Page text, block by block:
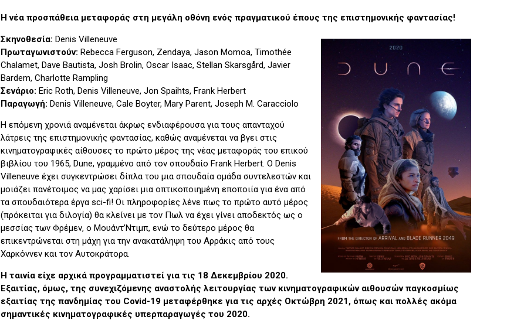
Η νέα προσπάθεια μεταφοράς στη μεγάλη οθόνη ενός πραγματικού έπους της επιστημονικής φαντασίας!
Σκηνοθεσία: Denis Villeneuve
Πρωταγωνιστούν: Rebecca Ferguson, Zendaya, Jason Momoa, Timothée
Chalamet, Dave Bautista, Josh Brolin, Oscar Isaac, Stellan Skarsgård, Javier
Bardem, Charlotte Rampling
Σενάριο: Eric Roth, Denis Villeneuve, Jon Spaihts, Frank Herbert
Παραγωγή: Denis Villeneuve, Cale Boyter, Mary Parent, Joseph M. Caracciolo
Η επόμενη χρονιά αναμένεται άκρως ενδιαφέρουσα για τους απανταχού
λάτρεις της επιστημονικής φαντασίας, καθώς αναμένεται να βγει στις
κινηματογραφικές αίθουσες το πρώτο μέρος της νέας μεταφοράς του επικού
βιβλίου του 1965, Dune, γραμμένο από τον σπουδαίο Frank Herbert. Ο Denis
Villeneuve έχει συγκεντρώσει δίπλα του μια σπουδαία ομάδα συντελεστών και
μοιάζει πανέτοιμος να μας χαρίσει μια οπτικοποιημένη εποποιία για ένα από
τα σπουδαιότερα έργα sci-fi! Οι πληροφορίες λένε πως το πρώτο αυτό μέρος
(πρόκειται για διλογία) θα κλείνει με τον Πωλ να έχει γίνει αποδεκτός ως ο
μεσσίας των Φρέμεν, ο Μουάντ’Ντιμπ, ενώ το δεύτερο μέρος θα
επικεντρώνεται στη μάχη για την ανακατάληψη του Αρράκις από τους
Χαρκόννεν και τον Αυτοκράτορα.
Η ταινία είχε αρχικά προγραμματιστεί για τις 18 Δεκεμβρίου 2020.
Εξαιτίας, όμως, της συνεχιζόμενης αναστολής λειτουργίας των κινηματογραφικών αιθουσών παγκοσμίως
εξαιτίας της πανδημίας του Covid-19 μεταφέρθηκε για τις αρχές Οκτώβρη 2021, όπως και πολλές ακόμα
σημαντικές κινηματογραφικές υπερπαραγωγές του 2020.